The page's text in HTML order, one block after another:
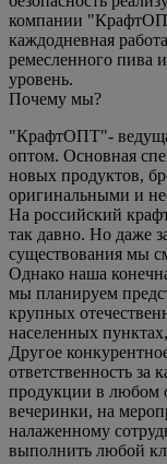
компании
каждодневная
ремесленного пива
уровень.
Почему мы?
"КрафтОПТ"-
оптом. Основная
новых продуктов,
оригинальными и
На российский
так давно. Но даже
существования мы
Однако наша
мы планируем
крупных
населенных
Другое
ответственность за
продукции в любом
вечеринки, на
налаженному
выполнить любой